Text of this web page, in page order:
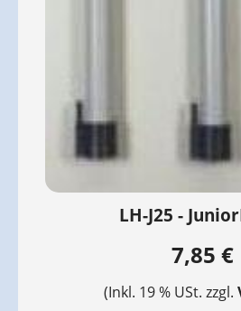
LH-J25 -
7,85 €
(Inkl. 19 % USt. zzgl.